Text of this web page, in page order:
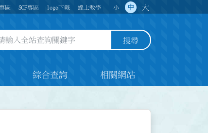
區 SOP專區 logo下載 線上教學 小 中 大
站查詢關鍵字欄位 搜尋
綜合查詢 相關網站